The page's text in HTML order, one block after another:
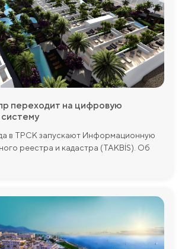
переходит на цифровую
в ТРСК запускают Информационную
реестра и кадастра (TAKBİS). Об